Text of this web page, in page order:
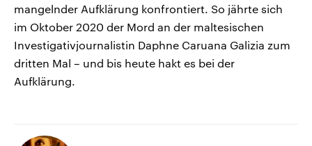
mangelnder Aufklärung konfrontiert. So jährte sich
im Oktober 2020 der Mord an der maltesischen
Investigativjournalistin Daphne Caruana Galizia zum
dritten Mal – und bis heute hakt es bei der
Aufklärung.